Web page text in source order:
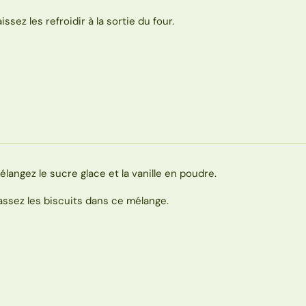
les refroidir à la sortie du four.
le sucre glace et la vanille en poudre.
les biscuits dans ce mélange.